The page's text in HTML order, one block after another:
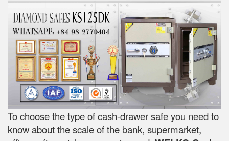
To choose the type of cash-drawer safe you need to
know about the scale of the bank, supermarket,